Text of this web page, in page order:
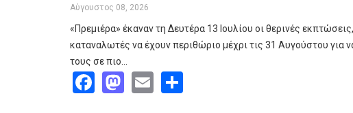
Αύγουστος 08, 2026
«Πρεμιέρα» έκαναν τη Δευτέρα 13 Ιουλίου οι θερινές
καταναλωτές να έχουν περιθώριο μέχρι τις 31 Αυγούστου για
τους σε πιο…
Facebook
Mastodon
Email